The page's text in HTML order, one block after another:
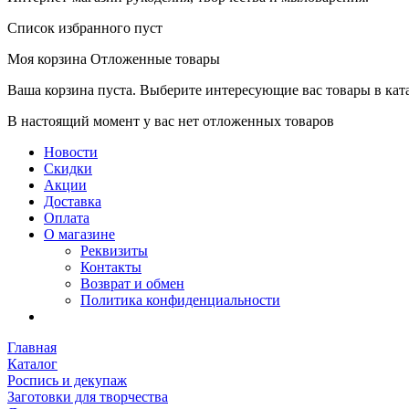
Список избранного пуст
Моя корзина Отложенные товары
Ваша корзина пуста. Выберите интересующие вас товары в
В настоящий момент у вас нет отложенных товаров
Новости
Скидки
Акции
Доставка
Оплата
О магазине
Реквизиты
Контакты
Возврат и обмен
Политика конфиденциальности
Главная
Каталог
Роспись и декупаж
Заготовки для творчества